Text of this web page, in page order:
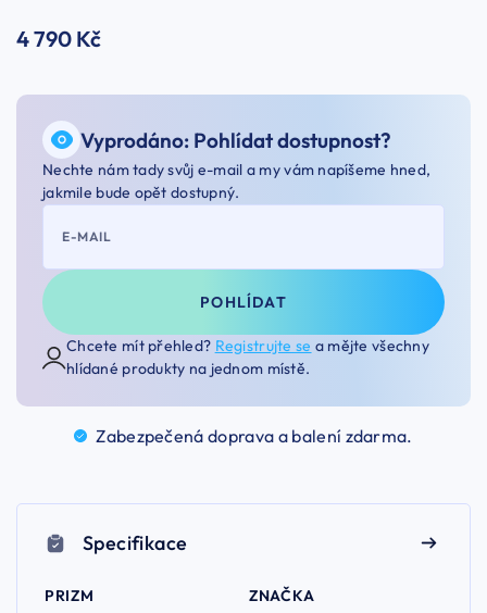
4 790 Kč
Vyprodáno: Pohlídat dostupnost?
Nechte nám tady svůj e-mail a my vám napíšeme hned,
jakmile bude opět dostupný.
E-MAIL
POHLÍDAT
Chcete mít přehled? Registrujte se a mějte všechny
hlídané produkty na jednom místě.
Zabezpečená doprava a balení zdarma.
Specifikace
PRIZM ZNAČKA